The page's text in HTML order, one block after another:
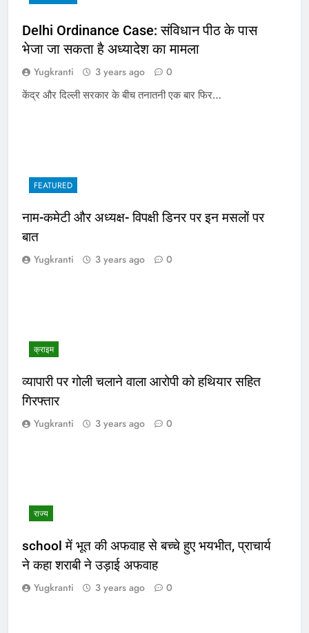
Delhi Ordinance Case: संविधान पीठ के पास
भेजा जा सकता है अध्यादेश का मामला
Yugkranti 3 years ago 0
केंद्र और दिल्ली सरकार के बीच तनातनी एक बार फिर…
FEATURED
नाम-कमेटी और अध्यक्ष- विपक्षी डिनर पर इन मसलों पर
बात
Yugkranti 3 years ago 0
क्राइम
व्यापारी पर गोली चलाने वाला आरोपी को हथियार सहित
गिरफ्तार
Yugkranti 3 years ago 0
राज्य
school में भूत की अफवाह से बच्चे हुए भयभीत, प्राचार्य
ने कहा शराबी ने उड़ाई अफवाह
Yugkranti 3 years ago 0